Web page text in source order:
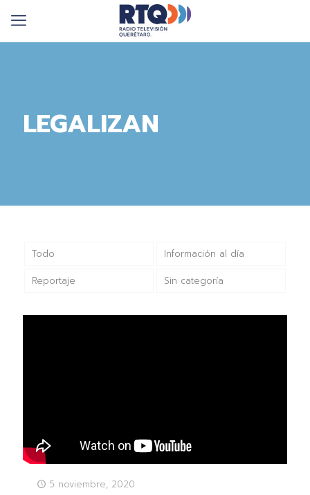
LEGALIZAN
Todo Información al día
Reportaje Sin categoría
5 noviembre, 2020